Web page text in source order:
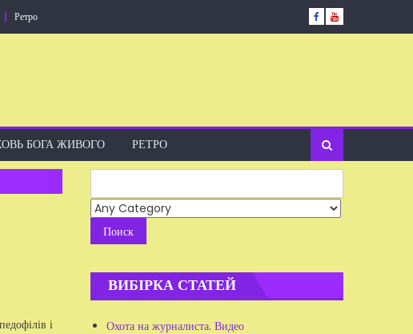
Ретро
БОГА ЖИВОГО РЕТРО
і
for:
ВИБІРКА СТАТЕЙ
Охота на журналиста. Видео